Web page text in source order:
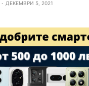
ДЕКЕМВРИ 5, 2021